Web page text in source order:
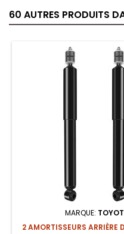
60 AUTRES PRODUITS
MARQUE:
2 AMORTISSEURS ARRIÈRE